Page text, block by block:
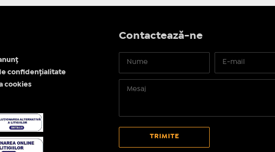
confidențialitate
cookies
Contactează-ne